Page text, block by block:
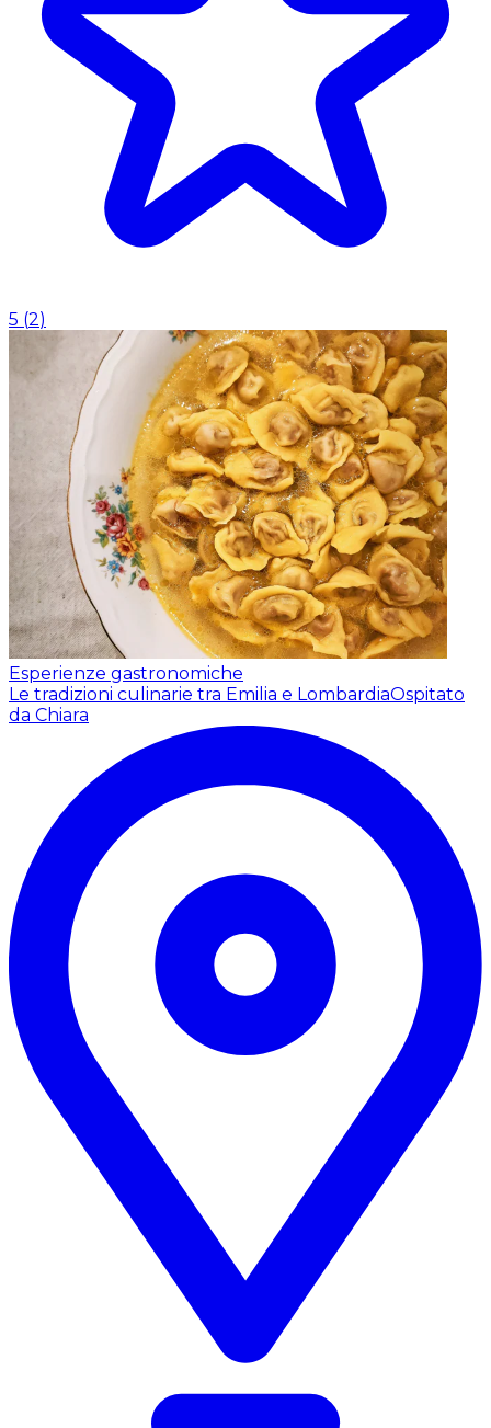
5 (2)
Esperienze gastronomiche
Le tradizioni culinarie tra Emilia e LombardiaOspitato
da Chiara